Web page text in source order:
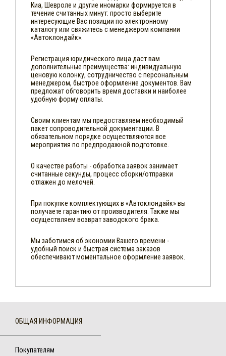
Киа, Шевроле и другие иномарки формируется в
течение считанных минут: просто выберите
интересующие Вас позиции по электронному
каталогу или свяжитесь с менеджером компании
«Автоклондайк».
Регистрация юридического лица даст вам
дополнительные преимущества: индивидуальную
ценовую колонку, сотрудничество с персональным
менеджером, быстрое оформление документов. Вам
предложат обговорить время доставки и наиболее
удобную форму оплаты.
Своим клиентам мы предоставляем необходимый
пакет сопроводительной документации. В
обязательном порядке осуществляются все
мероприятия по предпродажной подготовке.
О качестве работы - обработка заявок занимает
считанные секунды, процесс сборки/отправки
отлажен до мелочей.
При покупке комплектующих в «Автоклондайк» вы
получаете гарантию от производителя. Также мы
осуществляем возврат заводского брака.
Мы заботимся об экономии Вашего времени -
удобный поиск и быстрая система заказов
обеспечивают моментальное оформление заявок.
ОБЩАЯ ИНФОРМАЦИЯ
Покупателям